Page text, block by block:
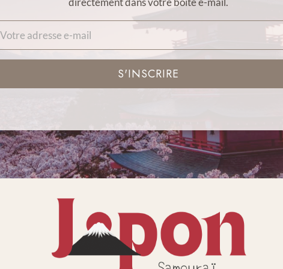
S'INSCRIRE